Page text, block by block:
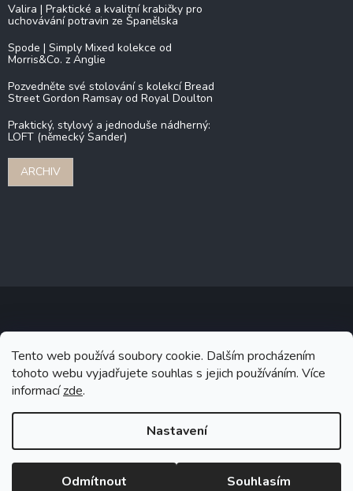
Tento web používá soubory cookie. Dalším procházením
tohoto webu vyjadřujete souhlas s jejich používáním. Více
informacízde.
Nastavení
Odmítnout Souhlasím
Valira | Praktické a kvalitní krabičky pro
uchovávání potravin ze Španělska
Spode | Simply Mixed kolekce od
Morris&Co. z Anglie
Pozvedněte své stolování s kolekcí Bread
Street Gordon Ramsay od Royal Doulton
Praktický, stylový a jednoduše nádherný:
LOFT (německý Sander)
ARCHIV
Copyright 2026 Stonebridge . Všechna práva vyhrazena. Upravit
nastavení cookies
Grafický návrh vytvořil a na Shoptet implementoval
Shoptetak.cz.
Vytvořil Shoptet